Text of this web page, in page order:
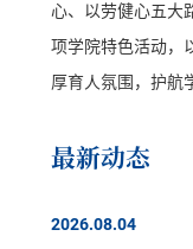
心、以劳健心五大
项学院特色活动，
厚育人氛围，护航
最新动态
2026.08.04